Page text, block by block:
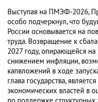
Выступая на ПМЭФ-2026,
особо подчеркнул, что
России основывается на
труда. Возвращение к
2027 году, опирающейся
снижением инфляции,
капвложений в ходе
глава государства,
экономических властей в